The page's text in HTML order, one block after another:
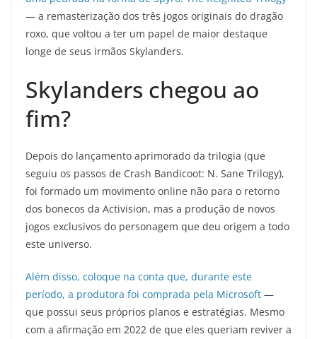
— a remasterização dos três jogos originais do dragão
roxo, que voltou a ter um papel de maior destaque
longe de seus irmãos Skylanders.
Skylanders chegou ao
fim?
Depois do lançamento aprimorado da trilogia (que
seguiu os passos de Crash Bandicoot: N. Sane Trilogy),
foi formado um movimento online não para o retorno
dos bonecos da Activision, mas a produção de novos
jogos exclusivos do personagem que deu origem a todo
este universo.
Além disso, coloque na conta que, durante este
período, a produtora foi comprada pela Microsoft —
que possui seus próprios planos e estratégias. Mesmo
com a afirmação em 2022 de que eles queriam reviver a